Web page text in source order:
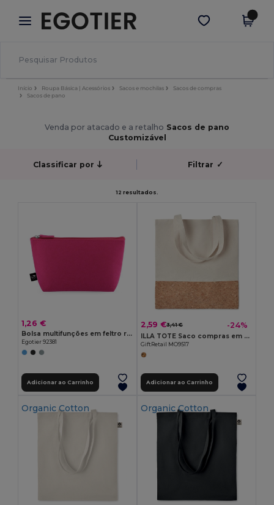
× App Egotier
Melhores preços na app!
Obter app
Início Roupa Básica | Acessórios Sacos e mochilas
Sacos de compras
Sacos de pano
Venda por atacado e a retalho Sacos de pano
Customizável
Classificar por Filtrar ✓
12 resultados.
1,26 €
Bolsa multifunções em feltro reciclado (100% rPET)
Egotier 92381
Adicionar ao Carrinho
2,59 €3,41 € -24%
ILLA TOTE Saco compras em cortiça
GiftRetail MO9517
Adicionar ao Carrinho
Organic Cotton Organic Cotton